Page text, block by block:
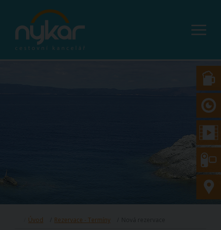
Úvod Rezervace - Termíny